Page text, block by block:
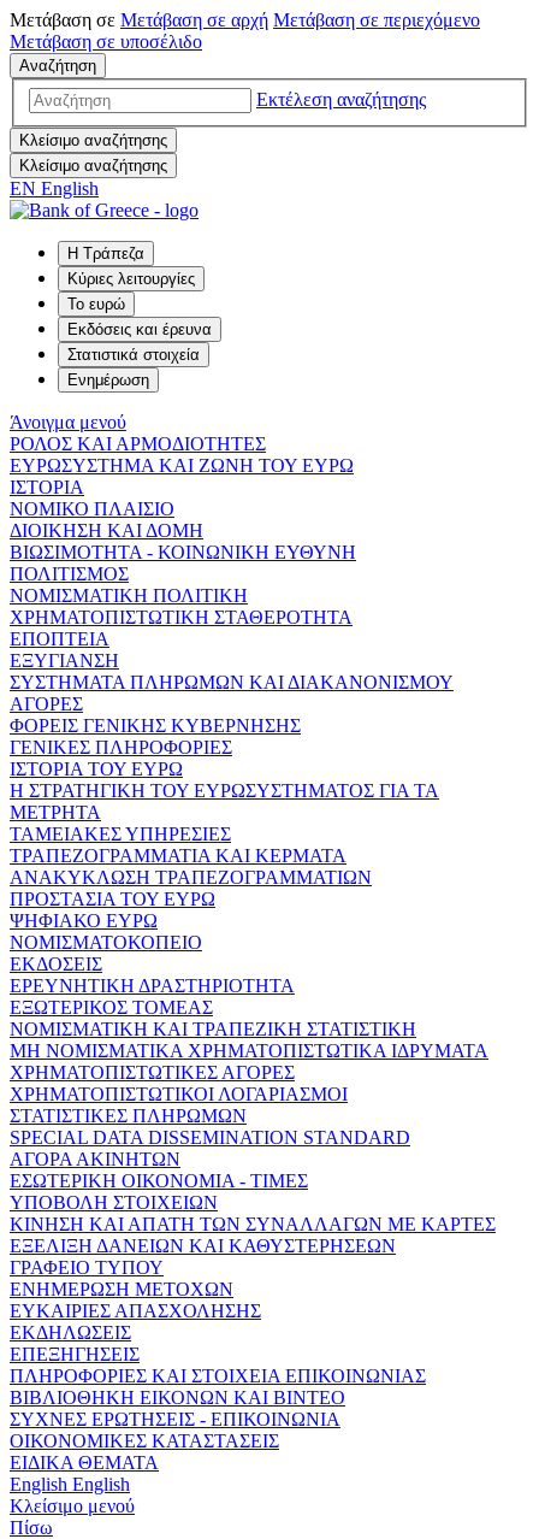
Μετάβαση σε Μετάβαση σε αρχή Μετάβαση σε περιεχόμενο
Μετάβαση σε υποσέλιδο
Αναζήτηση
Εκτέλεση αναζήτησης
Κλείσιμο αναζήτησης
Κλείσιμο αναζήτησης
EN English
Η Τράπεζα
Κύριες λειτουργίες
Το ευρώ
Εκδόσεις και έρευνα
Στατιστικά στοιχεία
Ενημέρωση
Άνοιγμα μενού
ΡΟΛΟΣ ΚΑΙ ΑΡΜΟΔΙΟΤΗΤΕΣ
ΕΥΡΩΣΥΣΤΗΜΑ ΚΑΙ ΖΩΝΗ ΤΟΥ ΕΥΡΩ
ΙΣΤΟΡΙΑ
ΝΟΜΙΚΟ ΠΛΑΙΣΙΟ
ΔΙΟΙΚΗΣΗ ΚΑΙ ΔΟΜΗ
ΒΙΩΣΙΜΟΤΗΤΑ - ΚΟΙΝΩΝΙΚΗ ΕΥΘΥΝΗ
ΠΟΛΙΤΙΣΜΟΣ
ΝΟΜΙΣΜΑΤΙΚΗ ΠΟΛΙΤΙΚΗ
ΧΡΗΜΑΤΟΠΙΣΤΩΤΙΚΗ ΣΤΑΘΕΡΟΤΗΤΑ
ΕΠΟΠΤΕΙΑ
ΕΞΥΓΙΑΝΣΗ
ΣΥΣΤΗΜΑΤΑ ΠΛΗΡΩΜΩΝ ΚΑΙ ΔΙΑΚΑΝΟΝΙΣΜΟΥ
ΑΓΟΡΕΣ
ΦΟΡΕΙΣ ΓΕΝΙΚΗΣ ΚΥΒΕΡΝΗΣΗΣ
ΓΕΝΙΚΕΣ ΠΛΗΡΟΦΟΡΙΕΣ
ΙΣΤΟΡΙΑ ΤΟΥ ΕΥΡΩ
Η ΣΤΡΑΤΗΓΙΚΗ ΤΟΥ ΕΥΡΩΣΥΣΤΗΜΑΤΟΣ ΓΙΑ ΤΑ
ΜΕΤΡΗΤΑ
ΤΑΜΕΙΑΚΕΣ ΥΠΗΡΕΣΙΕΣ
ΤΡΑΠΕΖΟΓΡΑΜΜΑΤΙΑ ΚΑΙ ΚΕΡΜΑΤΑ
ΑΝΑΚΥΚΛΩΣΗ ΤΡΑΠΕΖΟΓΡΑΜΜΑΤΙΩΝ
ΠΡΟΣΤΑΣΙΑ ΤΟΥ ΕΥΡΩ
ΨΗΦΙΑΚΟ ΕΥΡΩ
ΝΟΜΙΣΜΑΤΟΚΟΠΕΙΟ
ΕΚΔΟΣΕΙΣ
ΕΡΕΥΝΗΤΙΚΗ ΔΡΑΣΤΗΡΙΟΤΗΤΑ
ΕΞΩΤΕΡΙΚΟΣ ΤΟΜΕΑΣ
ΝΟΜΙΣΜΑΤΙΚΗ ΚΑΙ ΤΡΑΠΕΖΙΚΗ ΣΤΑΤΙΣΤΙΚΗ
ΜΗ ΝΟΜΙΣΜΑΤΙΚΑ ΧΡΗΜΑΤΟΠΙΣΤΩΤΙΚΑ ΙΔΡΥΜΑΤΑ
ΧΡΗΜΑΤΟΠΙΣΤΩΤΙΚΕΣ ΑΓΟΡΕΣ
ΧΡΗΜΑΤΟΠΙΣΤΩΤΙΚΟΙ ΛΟΓΑΡΙΑΣΜΟΙ
ΣΤΑΤΙΣΤΙΚΕΣ ΠΛΗΡΩΜΩΝ
SPECIAL DATA DISSEMINATION STANDARD
ΑΓΟΡΑ ΑΚΙΝΗΤΩΝ
ΕΣΩΤΕΡΙΚΗ ΟΙΚΟΝΟΜΙΑ - ΤΙΜΕΣ
ΥΠΟΒΟΛΗ ΣΤΟΙΧΕΙΩΝ
ΚΙΝΗΣΗ ΚΑΙ ΑΠΑΤΗ ΤΩΝ ΣΥΝΑΛΛΑΓΩΝ ΜΕ ΚΑΡΤΕΣ
ΕΞΕΛΙΞΗ ΔΑΝΕΙΩΝ ΚΑΙ ΚΑΘΥΣΤΕΡΗΣΕΩΝ
ΓΡΑΦΕΙΟ ΤΥΠΟΥ
ΕΝΗΜΕΡΩΣΗ ΜΕΤΟΧΩΝ
ΕΥΚΑΙΡΙΕΣ ΑΠΑΣΧΟΛΗΣΗΣ
ΕΚΔΗΛΩΣΕΙΣ
ΕΠΕΞΗΓΗΣΕΙΣ
ΠΛΗΡΟΦΟΡΙΕΣ ΚΑΙ ΣΤΟΙΧΕΙΑ ΕΠΙΚΟΙΝΩΝΙΑΣ
ΒΙΒΛΙΟΘΗΚΗ ΕΙΚΟΝΩΝ ΚΑΙ ΒΙΝΤΕΟ
ΣΥΧΝΕΣ ΕΡΩΤΗΣΕΙΣ - ΕΠΙΚΟΙΝΩΝΙΑ
ΟΙΚΟΝΟΜΙΚΕΣ ΚΑΤΑΣΤΑΣΕΙΣ
ΕΙΔΙΚΑ ΘΕΜΑΤΑ
English English
Κλείσιμο μενού
Πίσω